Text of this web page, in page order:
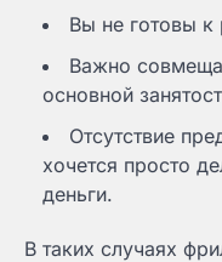
Вы не готовы к
Важно
основной
Отсутствие
хочется просто
деньги.
В таких случаях